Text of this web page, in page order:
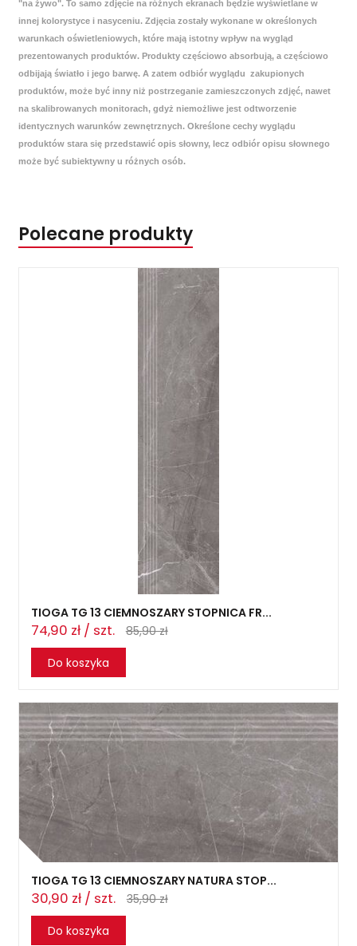
"na żywo". To samo zdjęcie na różnych ekranach będzie wyświetlane w
innej kolorystyce i nasyceniu. Zdjęcia zostały wykonane w określonych
warunkach oświetleniowych, które mają istotny wpływ na wygląd
prezentowanych produktów. Produkty częściowo absorbują, a częściowo
odbijają światło i jego barwę. A zatem odbiór wyglądu zakupionych
produktów, może być inny niż postrzeganie zamieszczonych zdjęć, nawet
na skalibrowanych monitorach, gdyż niemożliwe jest odtworzenie
identycznych warunków zewnętrznych. Określone cechy wyglądu
produktów stara się przedstawić opis słowny, lecz odbiór opisu słownego
może być subiektywny u różnych osób.
Polecane produkty
TIOGA TG 13 CIEMNOSZARY STOPNICA FR...
74,90 zł / szt.
85,90 zł
Do koszyka
TIOGA TG 13 CIEMNOSZARY NATURA STOP...
30,90 zł / szt.
35,90 zł
Do koszyka